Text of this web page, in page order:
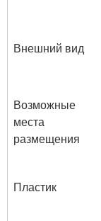
Внешний вид
Возможные
места
размещения
Пластик